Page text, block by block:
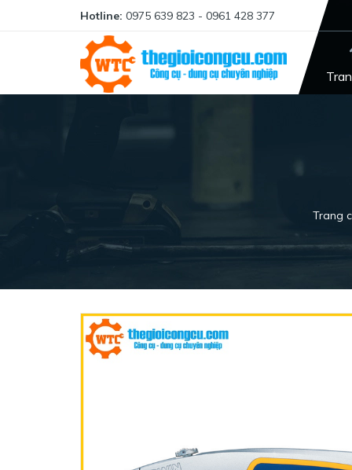
Hotline: 0975 639 823 - 0961 428 377
Trang